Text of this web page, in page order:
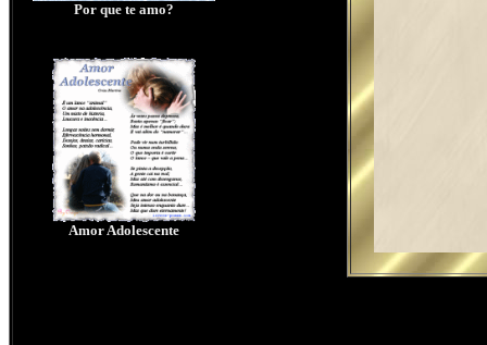
Por que te amo?
Amor Adolescente